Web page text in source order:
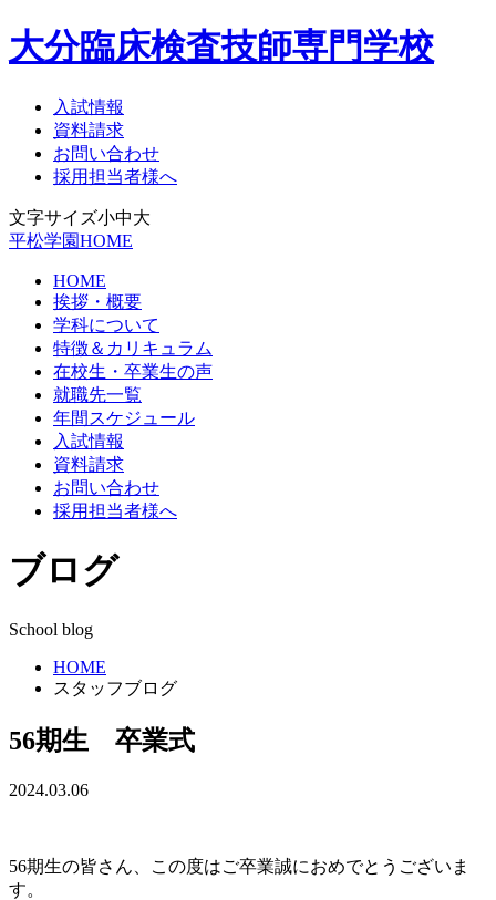
大分臨床検査技師専門学校
入試情報
資料請求
お問い合わせ
採用担当者様へ
文字サイズ小中大
平松学園HOME
HOME
挨拶・概要
学科について
特徴＆カリキュラム
在校生・卒業生の声
就職先一覧
年間スケジュール
入試情報
資料請求
お問い合わせ
採用担当者様へ
ブログ
School blog
HOME
スタッフブログ
56期生 卒業式
2024.03.06
56期生の皆さん、この度はご卒業誠におめでとうございま
す。